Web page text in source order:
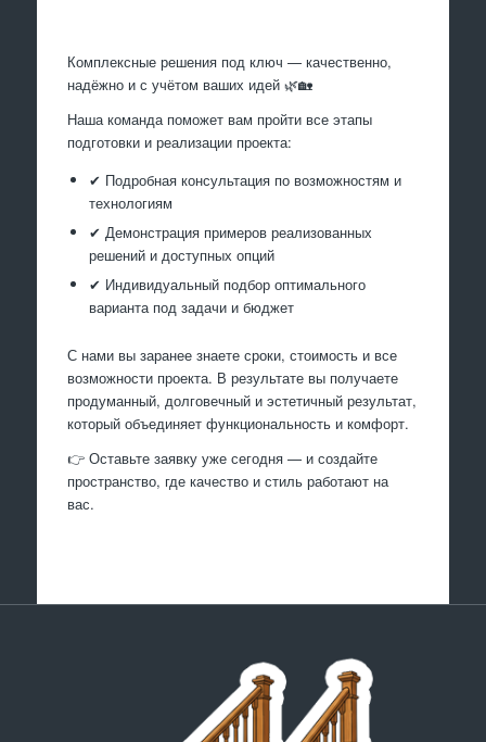
Комплексные решения под ключ — качественно,
надёжно и с учётом ваших идей 🌿🏡
Наша команда поможет вам пройти все этапы
подготовки и реализации проекта:
✔ Подробная консультация по возможностям и
технологиям
✔ Демонстрация примеров реализованных
решений и доступных опций
✔ Индивидуальный подбор оптимального
варианта под задачи и бюджет
С нами вы заранее знаете сроки, стоимость и все
возможности проекта. В результате вы получаете
продуманный, долговечный и эстетичный результат,
который объединяет функциональность и комфорт.
👉 Оставьте заявку уже сегодня — и создайте
пространство, где качество и стиль работают на
вас.